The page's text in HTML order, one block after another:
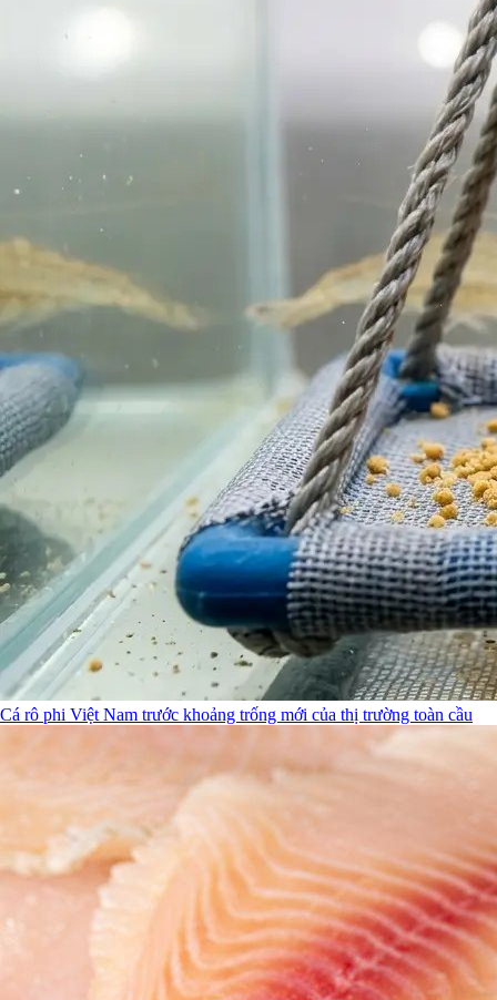
Cá rô phi Việt Nam trước khoảng trống mới của thị trường toàn cầu